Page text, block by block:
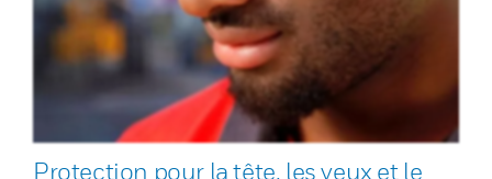
Protection pour la tête, les yeux et le